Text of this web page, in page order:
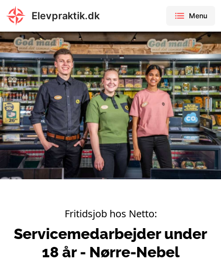
Elevpraktik.dk Menu
Fritidsjob hos Netto:
Servicemedarbejder under
18 år - Nørre-Nebel